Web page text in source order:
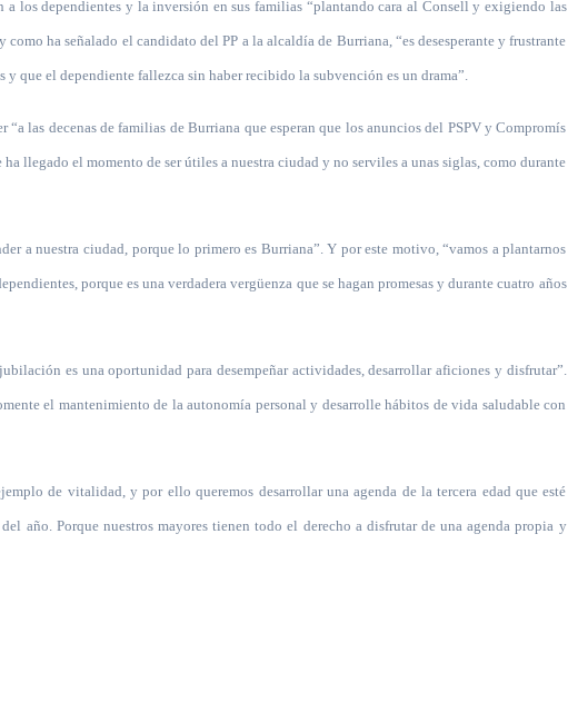
a los dependientes y la inversión en sus familias “plantando cara al Consell y exigiendo las
ha señalado el candidato del PP a la alcaldía de Burriana, “es desesperante y frustrante
que el dependiente fallezca sin haber recibido la subvención es un drama”.
las decenas de familias de Burriana que esperan que los anuncios del PSPV y Compromís
llegado el momento de ser útiles a nuestra ciudad y no serviles a unas siglas, como durante
a nuestra ciudad, porque lo primero es Burriana”. Y por este motivo, “vamos a plantarnos
porque es una verdadera vergüenza que se hagan promesas y durante cuatro años
es una oportunidad para desempeñar actividades, desarrollar aficiones y disfrutar”.
el mantenimiento de la autonomía personal y desarrolle hábitos de vida saludable con
de vitalidad, y por ello queremos desarrollar una agenda de la tercera edad que esté
año. Porque nuestros mayores tienen todo el derecho a disfrutar de una agenda propia y